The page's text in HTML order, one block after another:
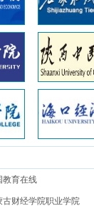
教育在线
古财经学院职业学院